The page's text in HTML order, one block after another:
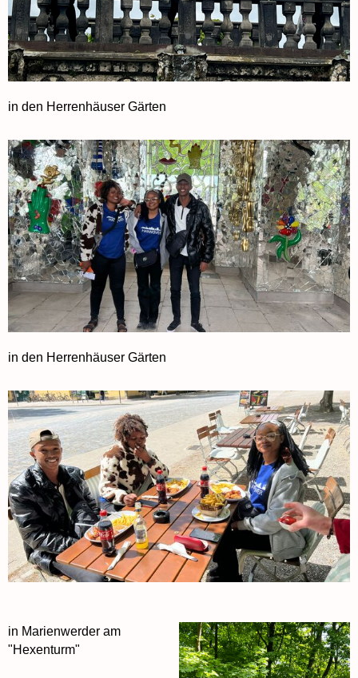
in den Herrenhäuser Gärten
in den Herrenhäuser Gärten
in Marienwerder am
"Hexenturm"